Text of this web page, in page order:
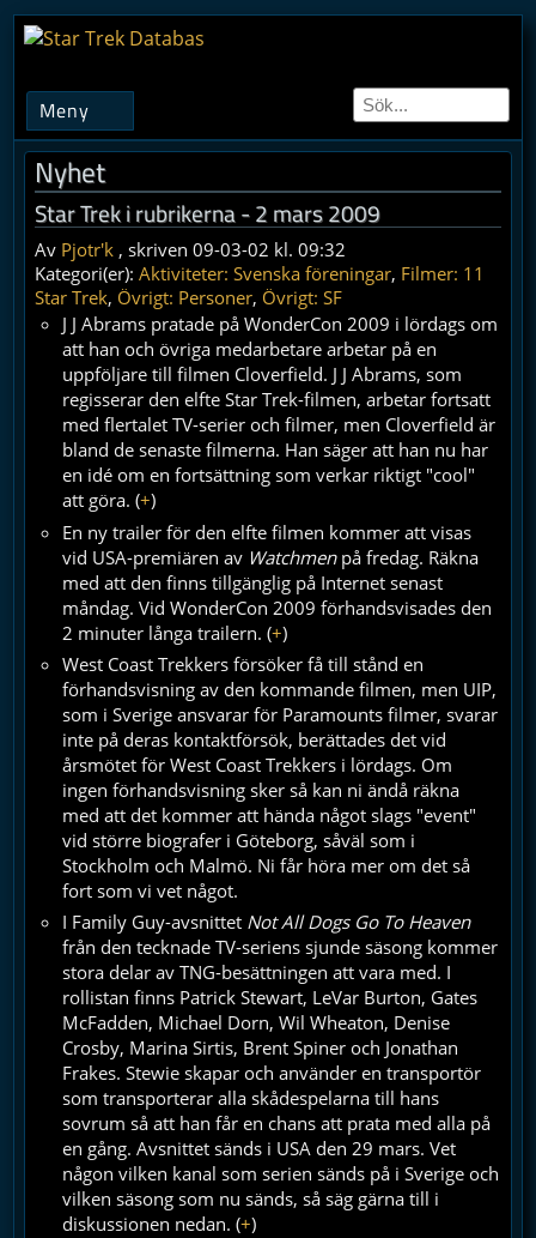
Nyhet
Star Trek i rubrikerna - 2 mars 2009
Av Pjotr'k , skriven 09-03-02 kl. 09:32
Kategori(er):Aktiviteter: Svenska föreningar, Filmer: 11
Star Trek, Övrigt: Personer, Övrigt: SF
J J Abrams pratade på WonderCon 2009 i lördags om
att han och övriga medarbetare arbetar på en
uppföljare till filmen Cloverfield. J J Abrams, som
regisserar den elfte Star Trek-filmen, arbetar fortsatt
med flertalet TV-serier och filmer, men Cloverfield är
bland de senaste filmerna. Han säger att han nu har
en idé om en fortsättning som verkar riktigt "cool"
att göra. (+)
En ny trailer för den elfte filmen kommer att visas
vid USA-premiären av Watchmenpå fredag. Räkna
med att den finns tillgänglig på Internet senast
måndag. Vid WonderCon 2009 förhandsvisades den
2 minuter långa trailern. (+)
West Coast Trekkers försöker få till stånd en
förhandsvisning av den kommande filmen, men UIP,
som i Sverige ansvarar för Paramounts filmer, svarar
inte på deras kontaktförsök, berättades det vid
årsmötet för West Coast Trekkers i lördags. Om
ingen förhandsvisning sker så kan ni ändå räkna
med att det kommer att hända något slags "event"
vid större biografer i Göteborg, såväl som i
Stockholm och Malmö. Ni får höra mer om det så
fort som vi vet något.
I Family Guy-avsnittet Not All Dogs Go To Heaven
från den tecknade TV-seriens sjunde säsong kommer
stora delar av TNG-besättningen att vara med. I
rollistan finns Patrick Stewart, LeVar Burton, Gates
McFadden, Michael Dorn, Wil Wheaton, Denise
Crosby, Marina Sirtis, Brent Spiner och Jonathan
Frakes. Stewie skapar och använder en transportör
som transporterar alla skådespelarna till hans
sovrum så att han får en chans att prata med alla på
en gång. Avsnittet sänds i USA den 29 mars. Vet
någon vilken kanal som serien sänds på i Sverige och
vilken säsong som nu sänds, så säg gärna till i
diskussionen nedan. (+)
Meny